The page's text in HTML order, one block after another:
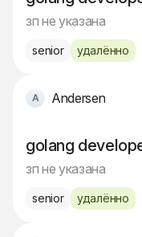
зп не указана
senior удалённо
Andersen
golang
зп не указана
senior удалённо